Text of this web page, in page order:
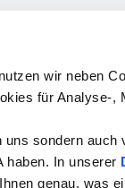
wir neben
für Analyse-,
sondern auch
haben. In unserer
genau, was